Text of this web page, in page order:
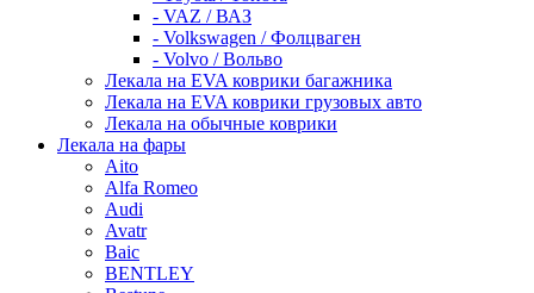
- VAZ / ВАЗ
- Volkswagen / Фолцваген
- Volvo / Вольво
Лекала на EVA коврики багажника
Лекала на EVA коврики грузовых авто
Лекала на обычные коврики
Лекала на фары
Aito
Alfa Romeo
Audi
Avatr
Baic
BENTLEY